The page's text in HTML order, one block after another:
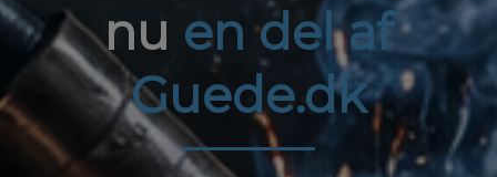
nu en del af
Guede.dk